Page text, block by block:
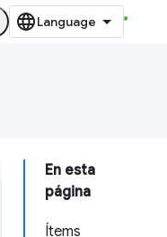
En esta
página
Ítems